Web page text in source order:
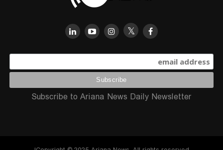
Subscribe to Ariana News Daily Newsletter